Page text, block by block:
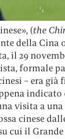
(the
della Cina
il 29
formale
– era già
visita a
cinese
cui il